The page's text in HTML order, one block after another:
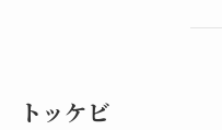
トッケビ